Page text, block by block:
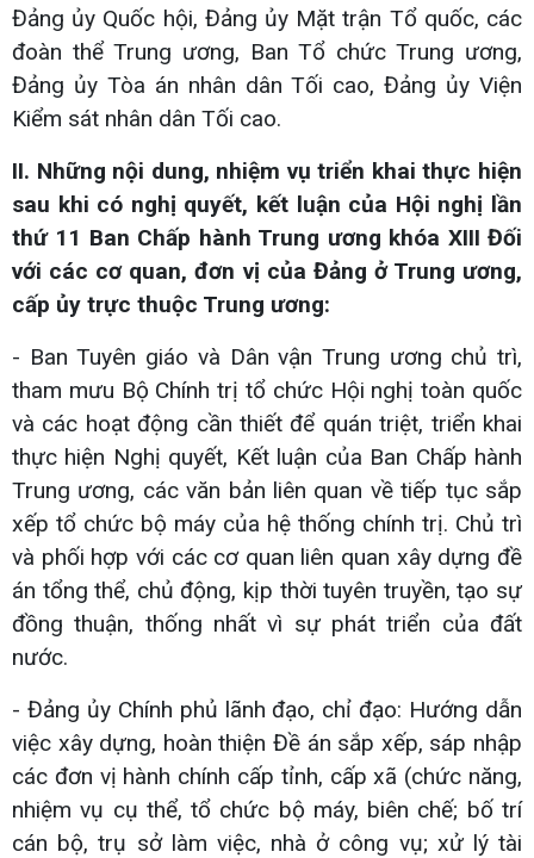
Đảng ủy Quốc hội, Đảng ủy Mặt trận Tổ quốc, các
đoàn thể Trung ương, Ban Tổ chức Trung ương,
Đảng ủy Tòa án nhân dân Tối cao, Đảng ủy Viện
Kiểm sát nhân dân Tối cao.
II. Những nội dung, nhiệm vụ triển khai thực hiện
sau khi có nghị quyết, kết luận của Hội nghị lần
thứ 11 Ban Chấp hành Trung ương khóa XIII Đối
với các cơ quan, đơn vị của Đảng ở Trung ương,
cấp ủy trực thuộc Trung ương:
- Ban Tuyên giáo và Dân vận Trung ương chủ trì,
tham mưu Bộ Chính trị tổ chức Hội nghị toàn quốc
và các hoạt động cần thiết để quán triệt, triển khai
thực hiện Nghị quyết, Kết luận của Ban Chấp hành
Trung ương, các văn bản liên quan về tiếp tục sắp
xếp tổ chức bộ máy của hệ thống chính trị. Chủ trì
và phối hợp với các cơ quan liên quan xây dựng đề
án tổng thể, chủ động, kịp thời tuyên truyền, tạo sự
đồng thuận, thống nhất vì sự phát triển của đất
nước.
- Đảng ủy Chính phủ lãnh đạo, chỉ đạo: Hướng dẫn
việc xây dựng, hoàn thiện Đề án sắp xếp, sáp nhập
các đơn vị hành chính cấp tỉnh, cấp xã (chức năng,
nhiệm vụ cụ thể, tổ chức bộ máy, biên chế; bố trí
cán bộ, trụ sở làm việc, nhà ở công vụ; xử lý tài